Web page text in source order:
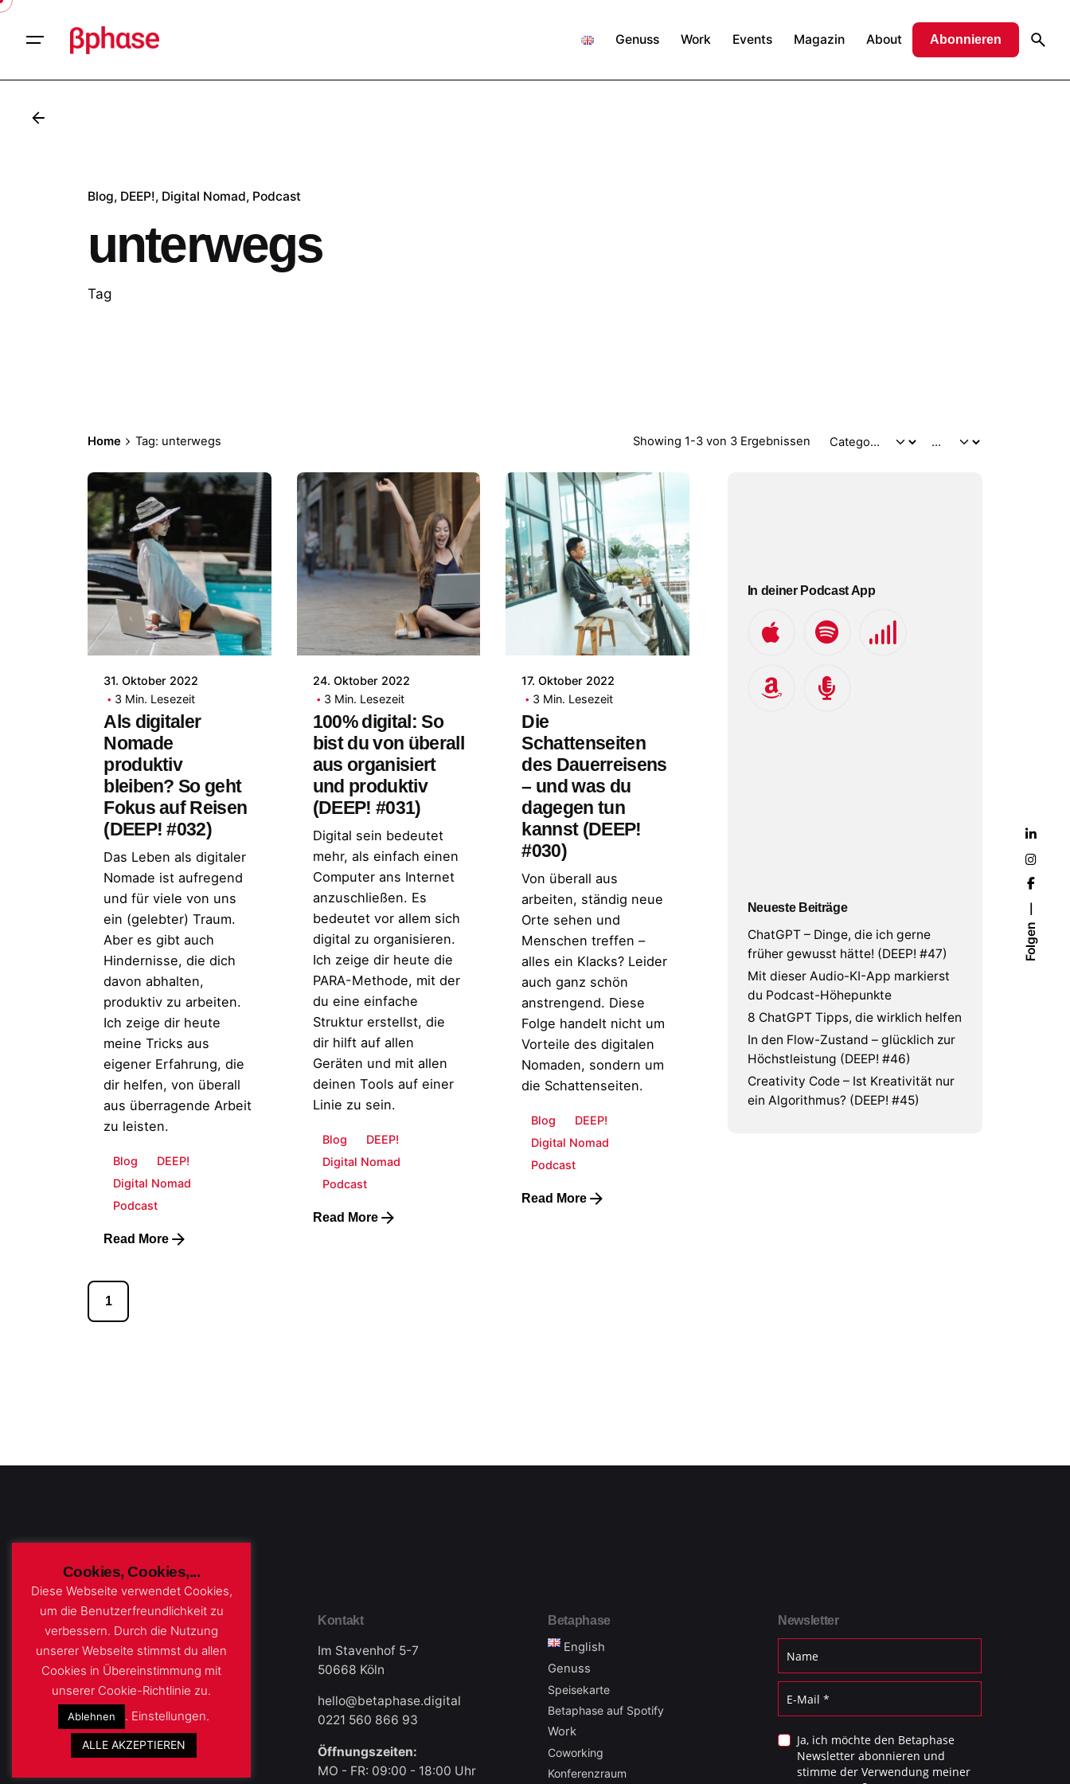
Folgen
Skip
Genuss Work Events Magazin About Abonnieren
Blog DEEP! Digital Nomad Podcast
unterwegs
Tag
Home Tag: unterwegs Showing 1-3 von 3 Ergebnissen
Posted by
Patrick
31. Oktober 2022
3 Min. Lesezeit
Als digitaler
Nomade
produktiv
bleiben? So geht
Fokus auf Reisen
(DEEP! #032)
Das Leben als digitaler
Nomade ist aufregend
und für viele von uns
ein (gelebter) Traum.
Aber es gibt auch
Hindernisse, die dich
davon abhalten,
produktiv zu arbeiten.
Ich zeige dir heute
meine Tricks aus
eigener Erfahrung, die
dir helfen, von überall
aus überragende Arbeit
zu leisten.
Blog
DEEP!
Digital Nomad
Podcast
Read More
Posted by
Patrick
24. Oktober 2022
3 Min. Lesezeit
100% digital: So
bist du von überall
aus organisiert
und produktiv
(DEEP! #031)
Digital sein bedeutet
mehr, als einfach einen
Computer ans Internet
anzuschließen. Es
bedeutet vor allem sich
digital zu organisieren.
Ich zeige dir heute die
PARA-Methode, mit der
du eine einfache
Struktur erstellst, die
dir hilft auf allen
Geräten und mit allen
deinen Tools auf einer
Linie zu sein.
Blog
DEEP!
Digital Nomad
Podcast
Read More
Posted by
Patrick
17. Oktober 2022
3 Min. Lesezeit
Die
Schattenseiten
des Dauerreisens
– und was du
dagegen tun
kannst (DEEP!
#030)
Von überall aus
arbeiten, ständig neue
Orte sehen und
Menschen treffen –
alles ein Klacks? Leider
auch ganz schön
anstrengend. Diese
Folge handelt nicht um
Vorteile des digitalen
Nomaden, sondern um
die Schattenseiten.
Blog
DEEP!
Digital Nomad
Podcast
Read More
1
In deiner Podcast App
Neueste Beiträge
ChatGPT – Dinge, die ich gerne
früher gewusst hätte! (DEEP! #47)
Mit dieser Audio-KI-App markierst
du Podcast-Höhepunkte
8 ChatGPT Tipps, die wirklich helfen
In den Flow-Zustand – glücklich zur
Höchstleistung (DEEP! #46)
Creativity Code – Ist Kreativität nur
ein Algorithmus? (DEEP! #45)
Kontakt
Im Stavenhof 5-7
50668 Köln
hello@betaphase.digital
0221 560 866 93
Öffnungszeiten:
MO - FR: 09:00 - 18:00 Uhr
Betaphase
English
Genuss
Speisekarte
Betaphase auf Spotify
Work
Coworking
Konferenzraum
Newsletter
Ja, ich möchte den Betaphase
Newsletter abonnieren und
stimme der Verwendung meiner
Cookies, Cookies,...
Diese Webseite verwendet Cookies,
um die Benutzerfreundlichkeit zu
verbessern. Durch die Nutzung
unserer Webseite stimmst du allen
Cookies in Übereinstimmung mit
unserer Cookie-Richtlinie zu.
Ablehnen . Einstellungen.
ALLE AKZEPTIEREN